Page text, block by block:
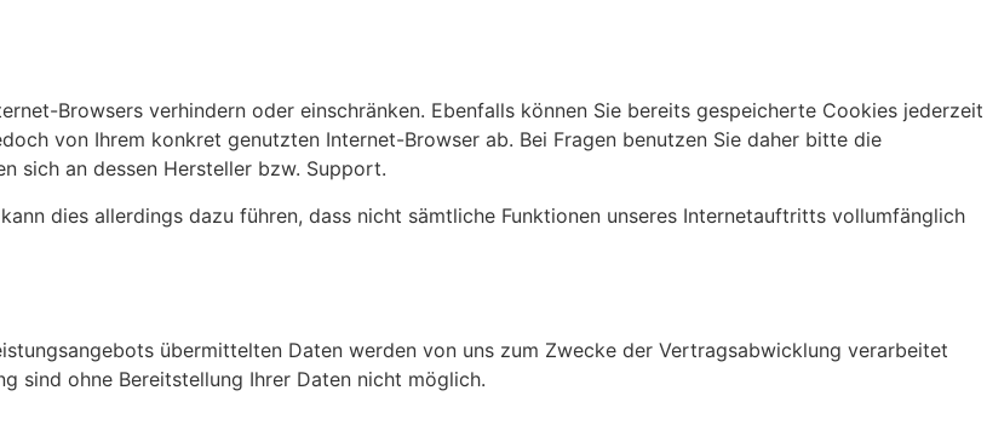
Browsers verhindern oder einschränken. Ebenfalls können Sie bereits gespeicherte Cookies jederzeit
von Ihrem konkret genutzten Internet-Browser ab. Bei Fragen benutzen Sie daher bitte die
sich an dessen Hersteller bzw. Support.
dies allerdings dazu führen, dass nicht sämtliche Funktionen unseres Internetauftritts vollumfänglich
übermittelten Daten werden von uns zum Zwecke der Vertragsabwicklung verarbeitet
sind ohne Bereitstellung Ihrer Daten nicht möglich.